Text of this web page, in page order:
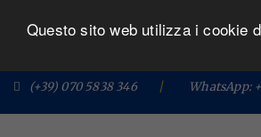
Questo sito web utilizza i cookie
(+39) 070 5838 346 / WhatsApp: